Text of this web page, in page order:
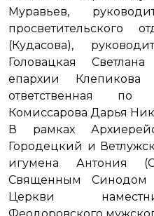
Муравьев,
просветительского
(Кудасова),
Головацкая
епархии Клепикова
ответственная по
Комиссарова Дарья
В рамках
Городецкий и
игумена Антония
Священным Синодом
Церкви